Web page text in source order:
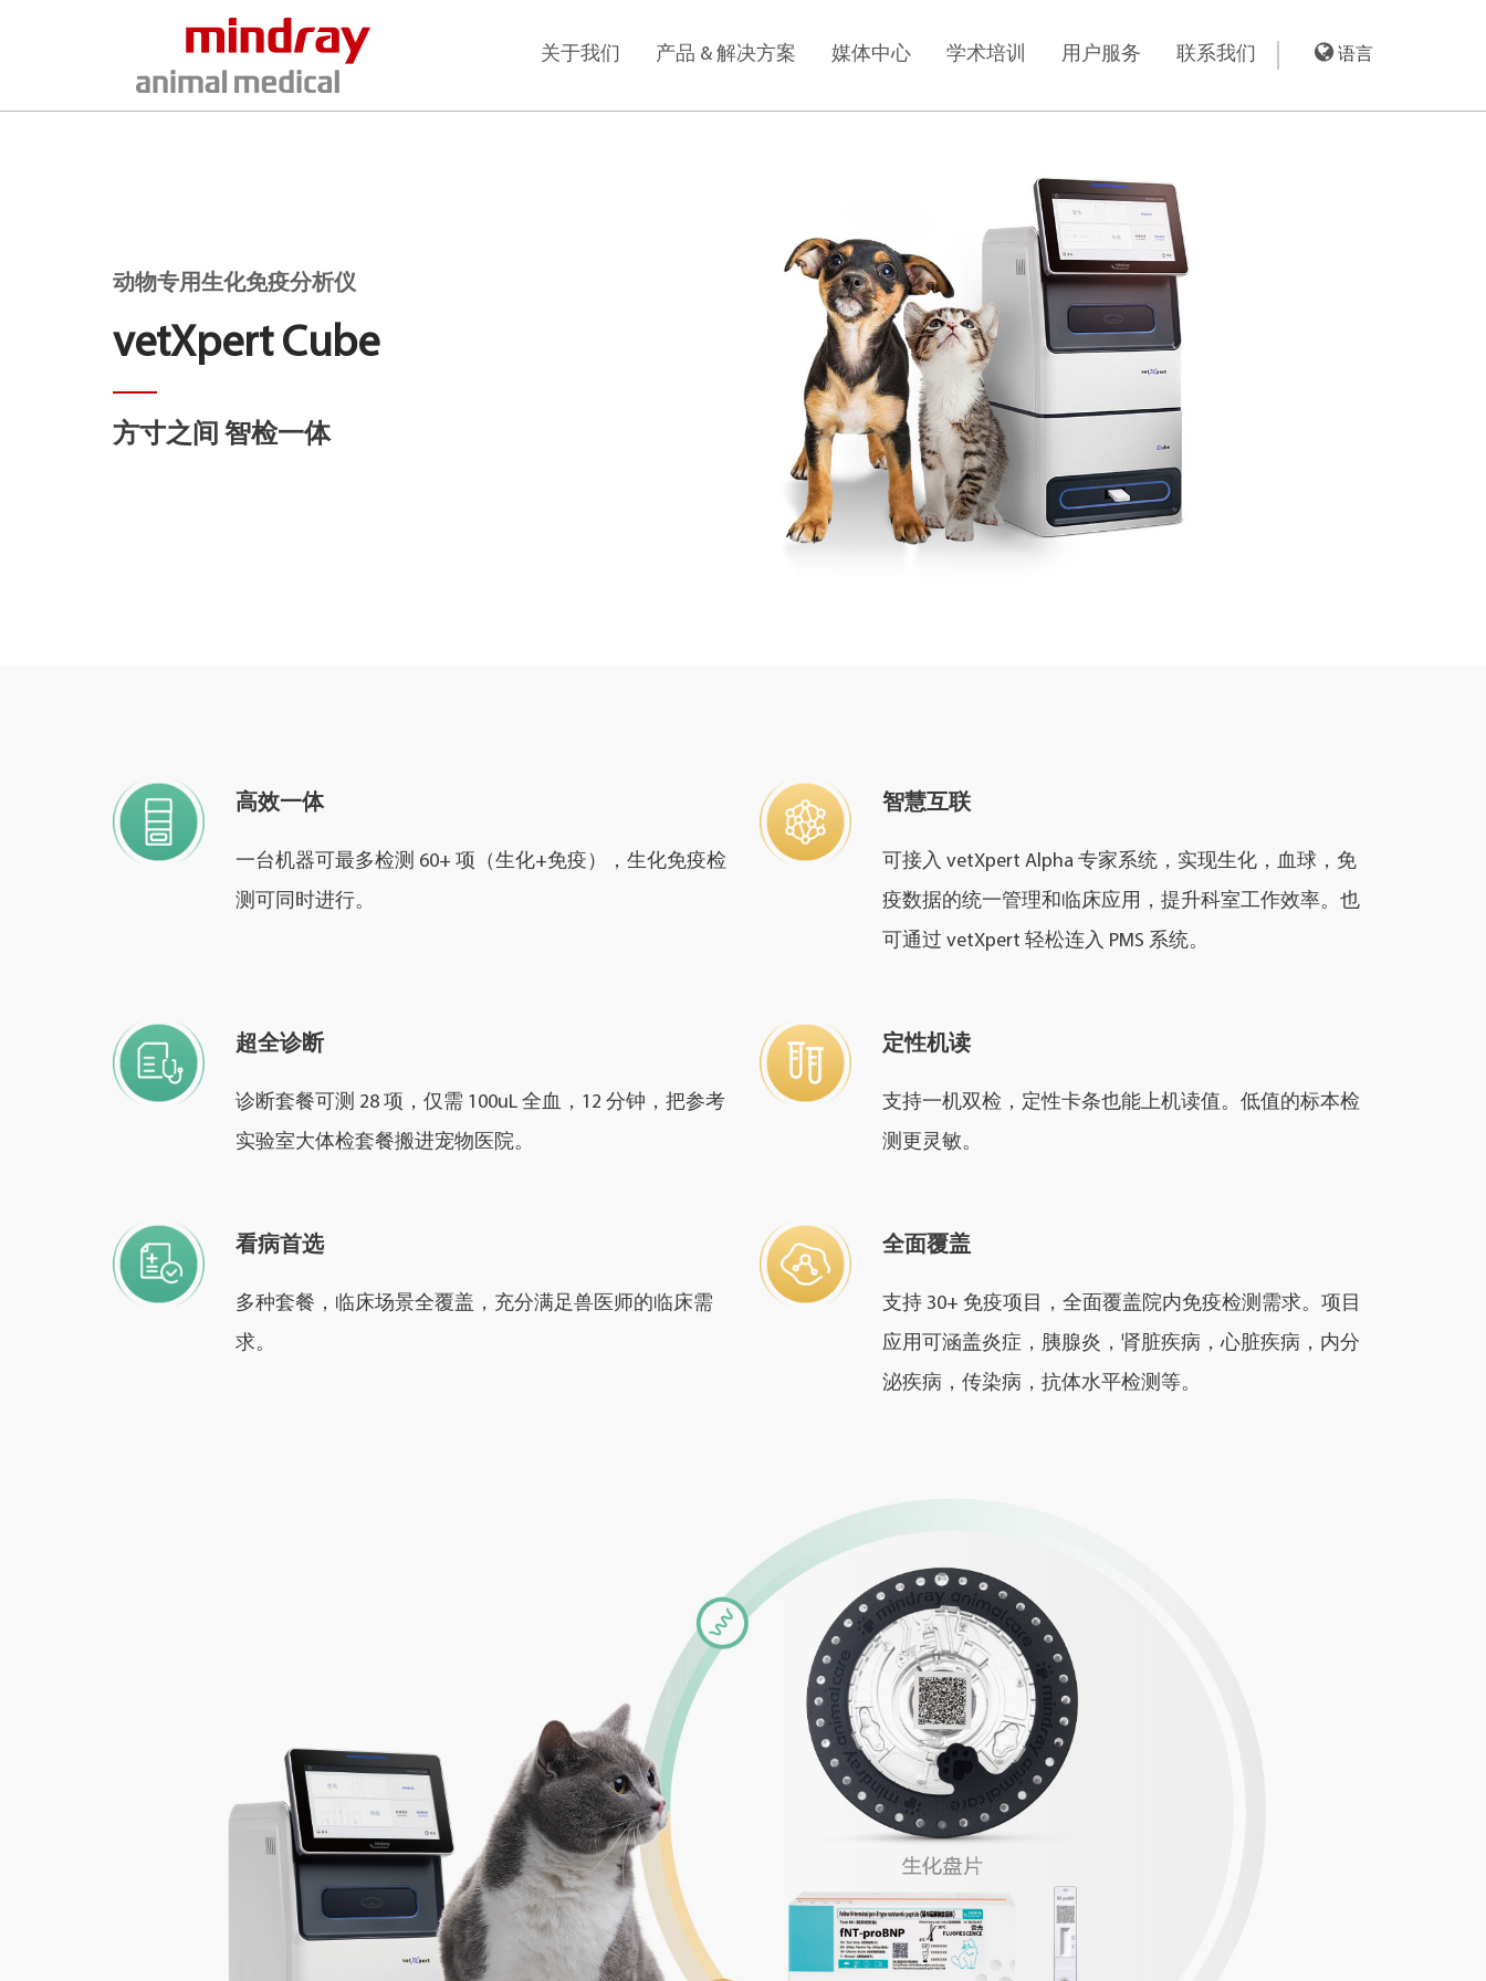
关于我们 产品 & 解决方案 媒体中心 学术培训 用户服务 联系我们 语言
动物专用生化免疫分析仪
vetXpert Cube
方寸之间 智检一体
高效一体
一台机器可最多检测 60+ 项（生化+免疫），生化免疫检
测可同时进行。
智慧互联
可接入 vetXpert Alpha 专家系统，实现生化，血球，免
疫数据的统一管理和临床应用，提升科室工作效率。也
可通过 vetXpert 轻松连入 PMS 系统。
超全诊断
诊断套餐可测 28 项，仅需 100uL 全血，12 分钟，把参考
实验室大体检套餐搬进宠物医院。
定性机读
支持一机双检，定性卡条也能上机读值。低值的标本检
测更灵敏。
看病首选
多种套餐，临床场景全覆盖，充分满足兽医师的临床需
求。
全面覆盖
支持 30+ 免疫项目，全面覆盖院内免疫检测需求。项目
应用可涵盖炎症，胰腺炎，肾脏疾病，心脏疾病，内分
泌疾病，传染病，抗体水平检测等。